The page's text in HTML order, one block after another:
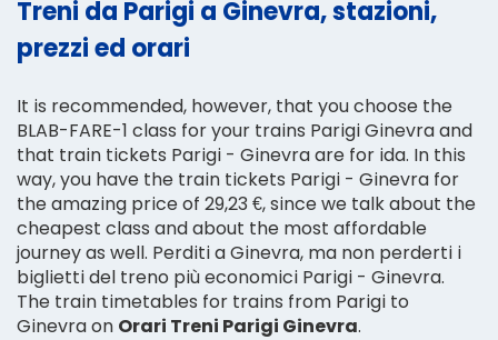
Treni da Parigi a Ginevra, stazioni,
prezzi ed orari
It is recommended, however, that you choose the
BLAB-FARE-1 class for your trains Parigi Ginevra and
that train tickets Parigi - Ginevra are for ida. In this
way, you have the train tickets Parigi - Ginevra for
the amazing price of 29,23 €, since we talk about the
cheapest class and about the most affordable
journey as well. Perditi a Ginevra, ma non perderti i
biglietti del treno più economici Parigi - Ginevra.
The train timetables for trains from Parigi to
Ginevra on Orari Treni Parigi Ginevra.